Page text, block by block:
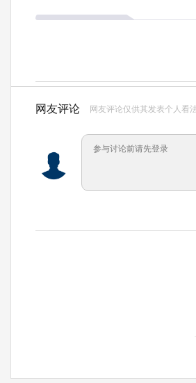
网友评论 网友评论仅供其发表个人看